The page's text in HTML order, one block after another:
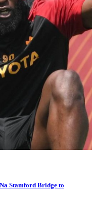
Stamford Bridge to